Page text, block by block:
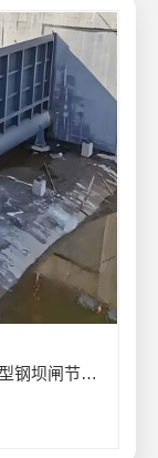
太原灌溉型钢坝闸案例：万亩农田灌溉型钢坝闸节水供水工程